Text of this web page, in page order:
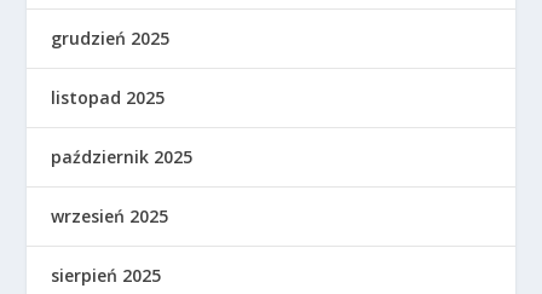
grudzień 2025
listopad 2025
październik 2025
wrzesień 2025
sierpień 2025